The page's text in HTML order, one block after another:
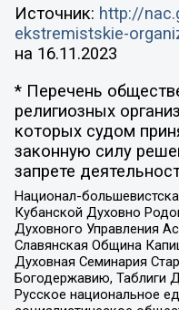
Источник: http://
ekstremistskie-
на 16.11.2023
* Перечень
религиозных
которых судом
законную силу
запрете
Национал-
Кубанской Духовно
Духовного Управления
Славянская Община
Духовная Семинария
Богодержавию, Таблиги
Русское национальное